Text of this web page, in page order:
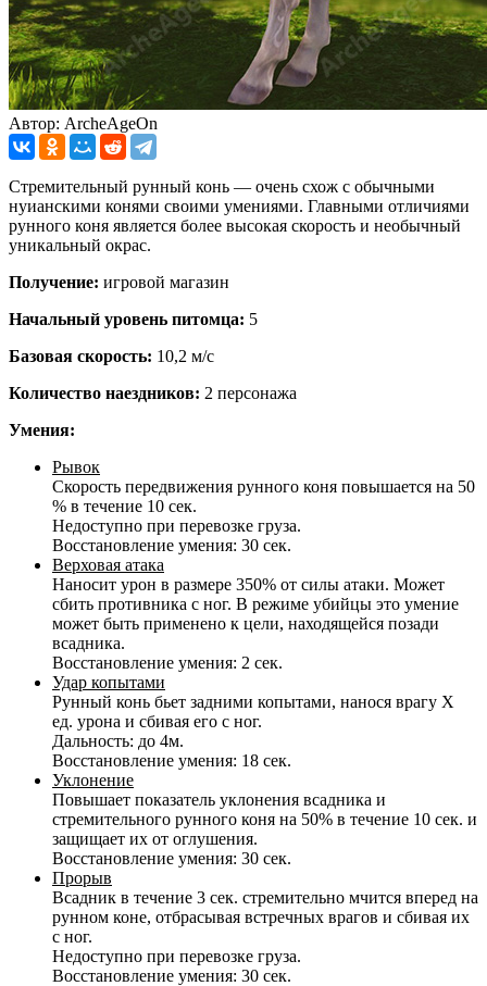
Автор: ArcheAgeOn
Стремительный рунный конь — очень схож с обычными
нуианскими конями своими умениями. Главными отличиями
рунного коня является более высокая скорость и необычный
уникальный окрас.
Получение: игровой магазин
Начальный уровень питомца: 5
Базовая скорость: 10,2 м/с
Количество наездников: 2 персонажа
Умения:
Рывок
Скорость передвижения рунного коня повышается на 50
% в течение 10 сек.
Недоступно при перевозке груза.
Восстановление умения: 30 сек.
Верховая атака
Наносит урон в размере 350% от силы атаки. Может
сбить противника с ног. В режиме убийцы это умение
может быть применено к цели, находящейся позади
всадника.
Восстановление умения: 2 сек.
Удар копытами
Рунный конь бьет задними копытами, нанося врагу Х
ед. урона и сбивая его с ног.
Дальность: до 4м.
Восстановление умения: 18 сек.
Уклонение
Повышает показатель уклонения всадника и
стремительного рунного коня на 50% в течение 10 сек. и
защищает их от оглушения.
Восстановление умения: 30 сек.
Прорыв
Всадник в течение 3 сек. стремительно мчится вперед на
рунном коне, отбрасывая встречных врагов и сбивая их
с ног.
Недоступно при перевозке груза.
Восстановление умения: 30 сек.